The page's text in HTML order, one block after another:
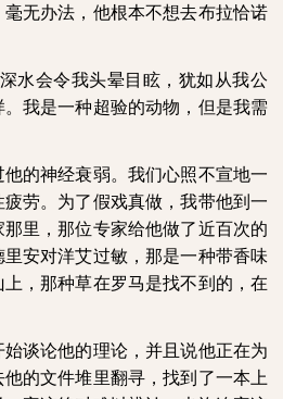
无办法，他根本不想去布拉恰诺
水会令我头晕目眩，犹如从我公
我是一种超验的动物，但是我需
的神经衰弱。我们心照不宣地一
劳。为了假戏真做，我带他到一
里，那位专家给他做了近百次的
安对洋艾过敏，那是一种带香味
，那种草在罗马是找不到的，在
谈论他的理论，并且说他正在为
的文件堆里翻寻，找到了一本上